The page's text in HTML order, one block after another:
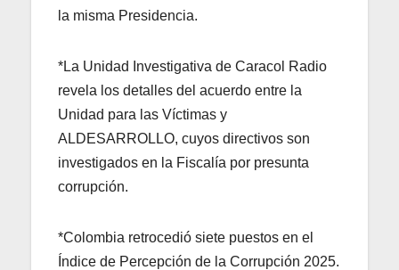
la misma Presidencia.
*La Unidad Investigativa de Caracol Radio
revela los detalles del acuerdo entre la
Unidad para las Víctimas y
ALDESARROLLO, cuyos directivos son
investigados en la Fiscalía por presunta
corrupción.
*Colombia retrocedió siete puestos en el
Índice de Percepción de la Corrupción 2025.